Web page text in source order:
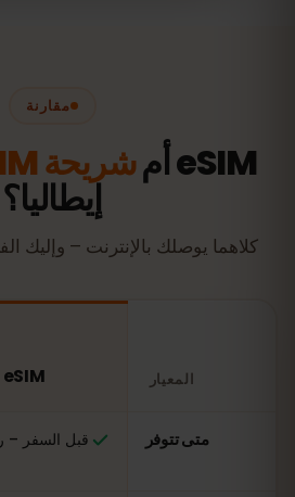
مقارنة
eSIM أم شريحة SIM محلية
إيطاليا؟
كلاهما يوصلك بالإنترنت – وإليك
المعيار eSIM من eSIMFOX
متى تتوفر